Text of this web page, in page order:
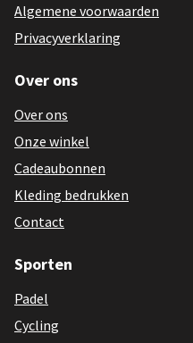
Algemene voorwaarden
Privacyverklaring
Over ons
Over ons
Onze winkel
Cadeaubonnen
Kleding bedrukken
Contact
Sporten
Padel
Cycling